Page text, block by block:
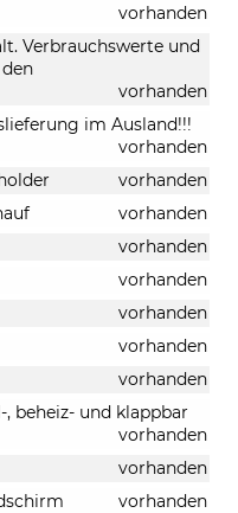
vorhanden
Verbrauchswerte und
vorhanden
im Ausland!!!
vorhanden
vorhanden
vorhanden
vorhanden
vorhanden
vorhanden
vorhanden
vorhanden
beheiz- und klappbar
vorhanden
vorhanden
vorhanden